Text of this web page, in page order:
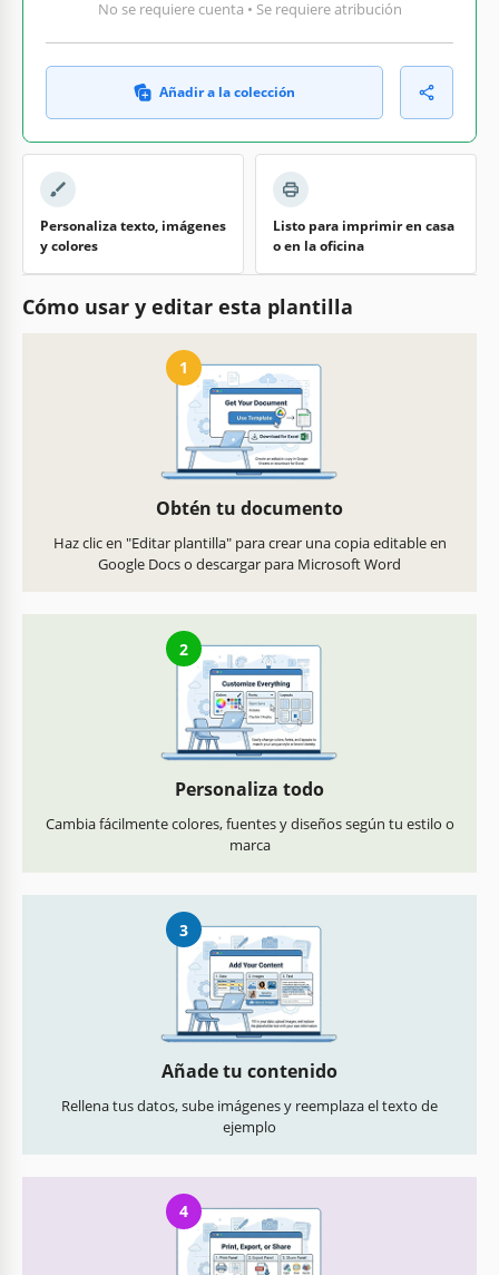
No se requiere cuenta • Se requiere atribución
Añadir a la colección
Personaliza texto, imágenes
y colores
Listo para imprimir en casa
o en la oficina
Cómo usar y editar esta plantilla
1
Obtén tu documento
Haz clic en "Editar plantilla" para crear una copia editable en
Google Docs o descargar para Microsoft Word
2
Personaliza todo
Cambia fácilmente colores, fuentes y diseños según tu estilo o
marca
3
Añade tu contenido
Rellena tus datos, sube imágenes y reemplaza el texto de
ejemplo
4